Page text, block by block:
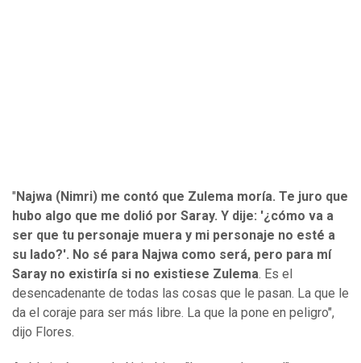
" Najwa (Nimri) me contó que Zulema moría. Te juro que
hubo algo que me dolió por Saray. Y dije: '¿cómo va a
ser que tu personaje muera y mi personaje no esté a
su lado?'. No sé para Najwa como será, pero para mí
Saray no existiría si no existiese Zulema. Es el
desencadenante de todas las cosas que le pasan. La que le
da el coraje para ser más libre. La que la pone en peligro",
dijo Flores.